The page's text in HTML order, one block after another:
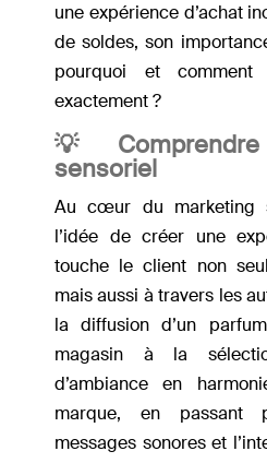
une expérience d’achat
de soldes, son
pourquoi et comment
exactement ?
💡
sensoriel
Au cœur du marketing
l’idée de créer une
touche le client non
mais aussi à travers les
la diffusion d’un
magasin à la
d’ambiance en
marque, en passant
messages sonores et